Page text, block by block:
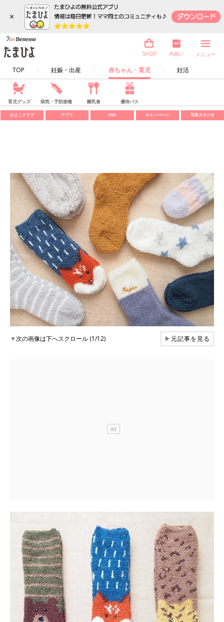
×
TOP 妊娠・出産 赤ちゃん・育児 妊活
SHOP 内祝い メニュー
育児グッズ 病気・予防接種 離乳食 優待パス
ひよこクラブ アプリ SNS キャンペーン 写真スタジオ
▼次の画像は下へスクロール (1/12) ▶元記事を見る